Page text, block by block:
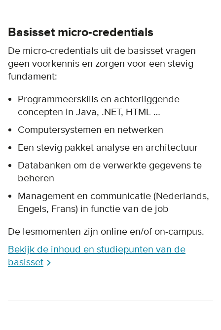
Basisset micro-credentials
De micro-credentials uit de basisset vragen
geen voorkennis en zorgen voor een stevig
fundament:
Programmeerskills en achterliggende
concepten in Java, .NET, HTML …
Computersystemen en netwerken
Een stevig pakket analyse en architectuur
Databanken om de verwerkte gegevens te
beheren
Management en communicatie (Nederlands,
Engels, Frans) in functie van de job
De lesmomenten zijn online en/of on-campus.
Bekijk de inhoud en studiepunten van de
basisset